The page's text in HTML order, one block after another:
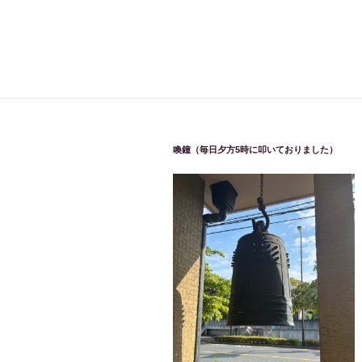
喚鐘（毎日夕方5時に叩いておりました）